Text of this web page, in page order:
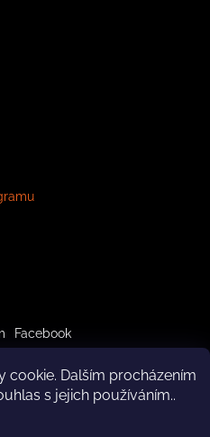
cookie. Dalším procházením
s jejich používáním..
Facebook